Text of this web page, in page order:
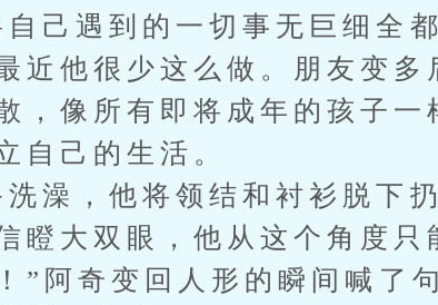
己遇到的一切事无巨细全
近他很少这么做。朋友变多
，像所有即将成年的孩子一
自己的生活。
澡，他将领结和衬衫脱下
瞪大双眼，他从这个角度只
阿奇变回人形的瞬间喊了